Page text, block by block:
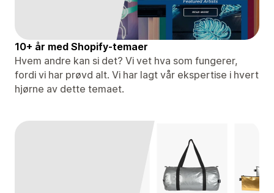
10+ år med Shopify-temaer
Hvem andre kan si det? Vi vet hva som fungerer,
fordi vi har prøvd alt. Vi har lagt vår ekspertise i hvert
hjørne av dette temaet.